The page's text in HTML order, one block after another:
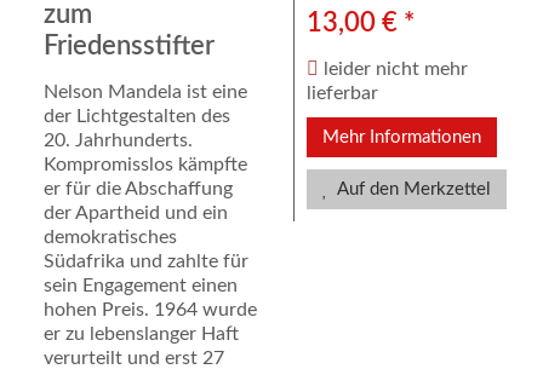
zum
Friedensstifter
Nelson Mandela ist eine
der Lichtgestalten des
20. Jahrhunderts.
Kompromisslos kämpfte
er für die Abschaffung
der Apartheid und ein
demokratisches
Südafrika und zahlte für
sein Engagement einen
hohen Preis. 1964 wurde
er zu lebenslanger Haft
verurteilt und erst 27
13,00 € *
leider nicht mehr
lieferbar
Mehr Informationen
Auf den Merkzettel